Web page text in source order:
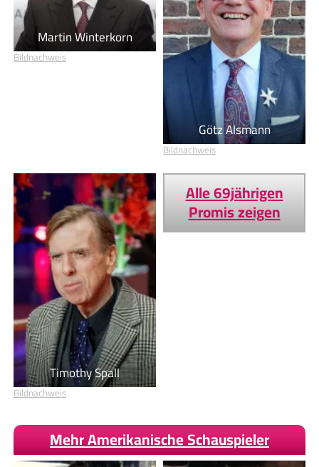
Martin Winterkorn
Bildnachweis
Götz Alsmann
Bildnachweis
Timothy Spall
Bildnachweis
Alle 69jährigen
Promis zeigen
Mehr Amerikanische Schauspieler